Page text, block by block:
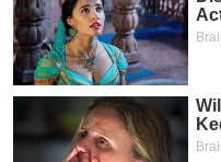
THÔNG
TIN
DỊCH